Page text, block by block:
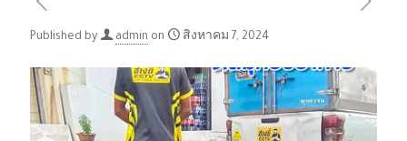
Published by admin on สิงหาคม 7, 2024